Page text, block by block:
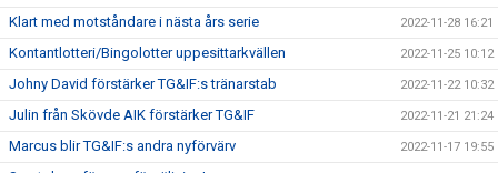
Klart med motståndare i nästa års serie 2022-11-28 16:21
Kontantlotteri/Bingolotter uppesittarkvällen 2022-11-25 10:12
Johny David förstärker TG&IF:s tränarstab 2022-11-22 10:32
Julin från Skövde AIK förstärker TG&IF 2022-11-21 21:24
Marcus blir TG&IF:s andra nyförvärv 2022-11-17 19:55